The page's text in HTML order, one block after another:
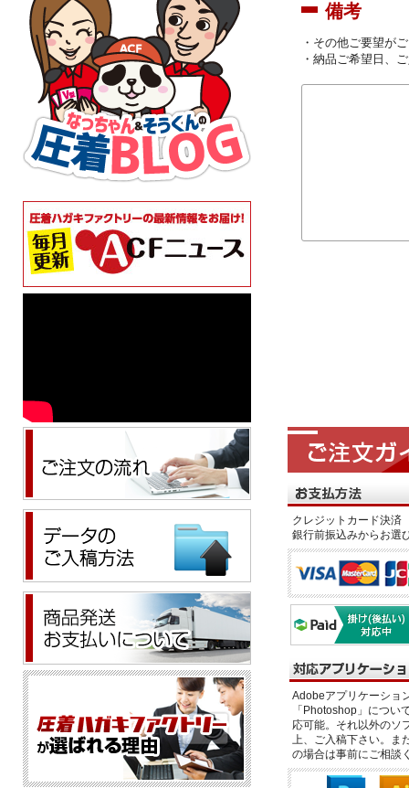
備考
・その他ご要望が
・納品ご希望日、
クレジットカード決
銀行前振込みからお選
Adobeアプリケーショ
「Photoshop」につい
応可能。それ以外のソ
上、ご入稿下さい。ま
の場合は事前にご相談